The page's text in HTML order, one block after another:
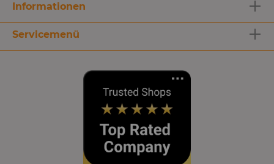
Informationen
Servicemenü